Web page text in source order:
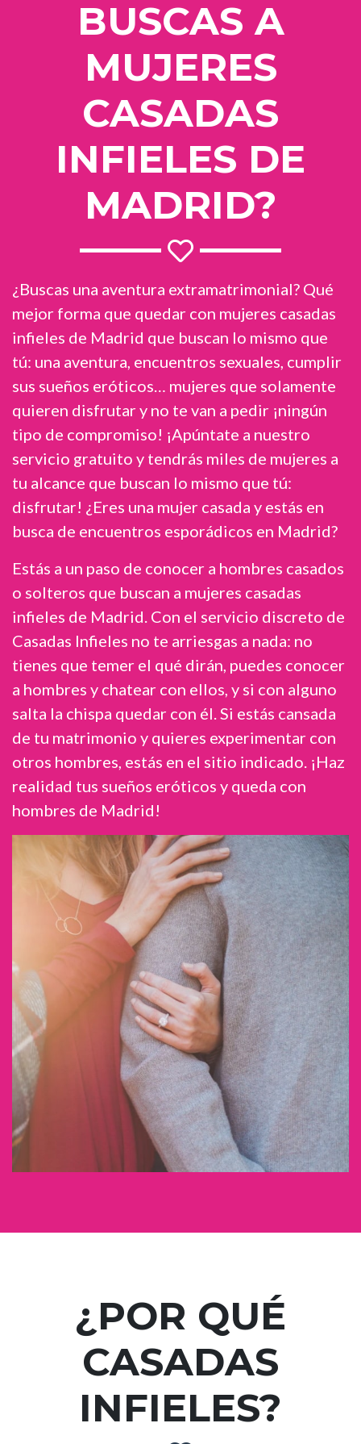
BUSCAS A
MUJERES
CASADAS
INFIELES DE
MADRID?
¿Buscas una aventura extramatrimonial? Qué
mejor forma que quedar con mujeres casadas
infieles de Madrid que buscan lo mismo que
tú: una aventura, encuentros sexuales, cumplir
sus sueños eróticos… mujeres que solamente
quieren disfrutar y no te van a pedir ¡ningún
tipo de compromiso! ¡Apúntate a nuestro
servicio gratuito y tendrás miles de mujeres a
tu alcance que buscan lo mismo que tú:
disfrutar! ¿Eres una mujer casada y estás en
busca de encuentros esporádicos en Madrid?
Estás a un paso de conocer a hombres casados
o solteros que buscan a mujeres casadas
infieles de Madrid. Con el servicio discreto de
Casadas Infieles no te arriesgas a nada: no
tienes que temer el qué dirán, puedes conocer
a hombres y chatear con ellos, y si con alguno
salta la chispa quedar con él. Si estás cansada
de tu matrimonio y quieres experimentar con
otros hombres, estás en el sitio indicado. ¡Haz
realidad tus sueños eróticos y queda con
hombres de Madrid!
¿POR QUÉ
CASADAS
INFIELES?